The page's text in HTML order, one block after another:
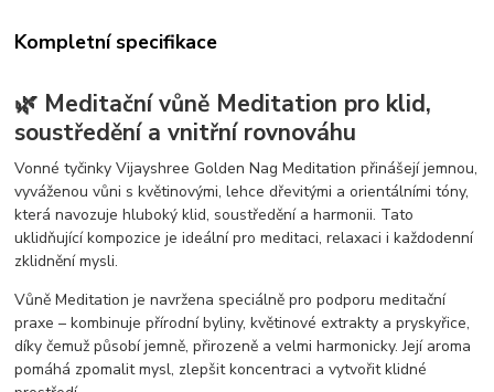
Kompletní specifikace
🌿 Meditační vůně Meditation pro klid,
soustředění a vnitřní rovnováhu
Vonné tyčinky Vijayshree Golden Nag Meditation přinášejí jemnou,
vyváženou vůni s květinovými, lehce dřevitými a orientálními tóny,
která navozuje hluboký klid, soustředění a harmonii. Tato
uklidňující kompozice je ideální pro meditaci, relaxaci i každodenní
zklidnění mysli.
Vůně Meditation je navržena speciálně pro podporu meditační
praxe – kombinuje přírodní byliny, květinové extrakty a pryskyřice,
díky čemuž působí jemně, přirozeně a velmi harmonicky. Její aroma
pomáhá zpomalit mysl, zlepšit koncentraci a vytvořit klidné